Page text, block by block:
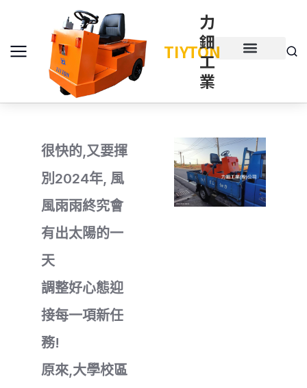
TIYTON
力
鈿
工
業
很快的,又要揮
別2024年, 風
風雨雨終究會
有出太陽的一
天
調整好心態迎
接每一項新任
務!
原來,大學校區